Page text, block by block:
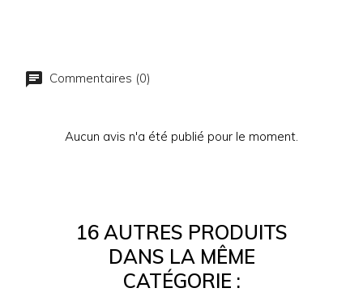
Commentaires (0)
Aucun avis n'a été publié pour le moment.
16 AUTRES PRODUITS
DANS LA MÊME
CATÉGORIE :